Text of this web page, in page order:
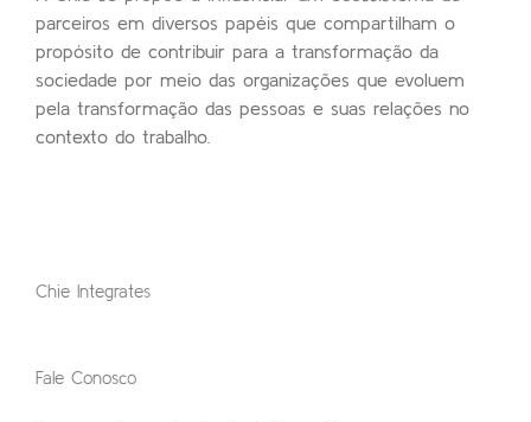
parceiros em diversos papéis que compartilham o
propósito de contribuir para a transformação da
sociedade por meio das organizações que evoluem
pela transformação das pessoas e suas relações no
contexto do trabalho.
Chie Integrates
Fale Conosco